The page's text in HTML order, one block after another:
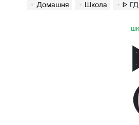
Домашня Школа ᐈ ГДЗ